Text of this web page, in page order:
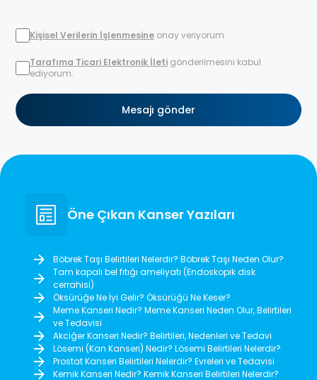
Kişisel Verilerin İşlenmesine onay veriyorum.
Tarafıma Ticari Elektronik İleti gönderilmesini kabul
ediyorum.
Mesajı gönder
Öne Çıkan Kanser Yazıları
Böbrek Taşı Belirtileri Nelerdir? Böbrek Taşı Neden Olur?
Tam kapalı bel fıtığı ameliyatı (Endoskopik disk
cerrahisi)
Öksürüğe Ne İyi Gelir? Öksürüğü Ne Keser?
Meme Kanseri Nedir? Meme Kanseri Neden Olur, Belirtileri
ve Tedavisi
Akciğer Kanseri Nedir? Belirtileri, Nedenleri ve Tedavi
Lösemi (Kan Kanseri) Nedir? Lösemi Belirtileri Nelerdir?
Prostat Kanseri Belirtileri Nelerdir? Evreleri ve Tedavisi
Kemik Kanseri Nedir? Kemik Kanseri Belirtileri Nelerdir?